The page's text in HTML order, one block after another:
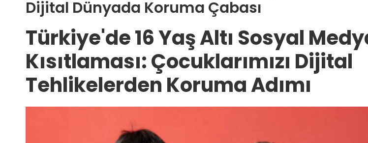
Dijital Dünyada Koruma Çabası
Türkiye'de 16 Yaş Altı Sosyal
Kısıtlaması: Çocuklarımızı Dijital
Tehlikelerden Koruma Adımı